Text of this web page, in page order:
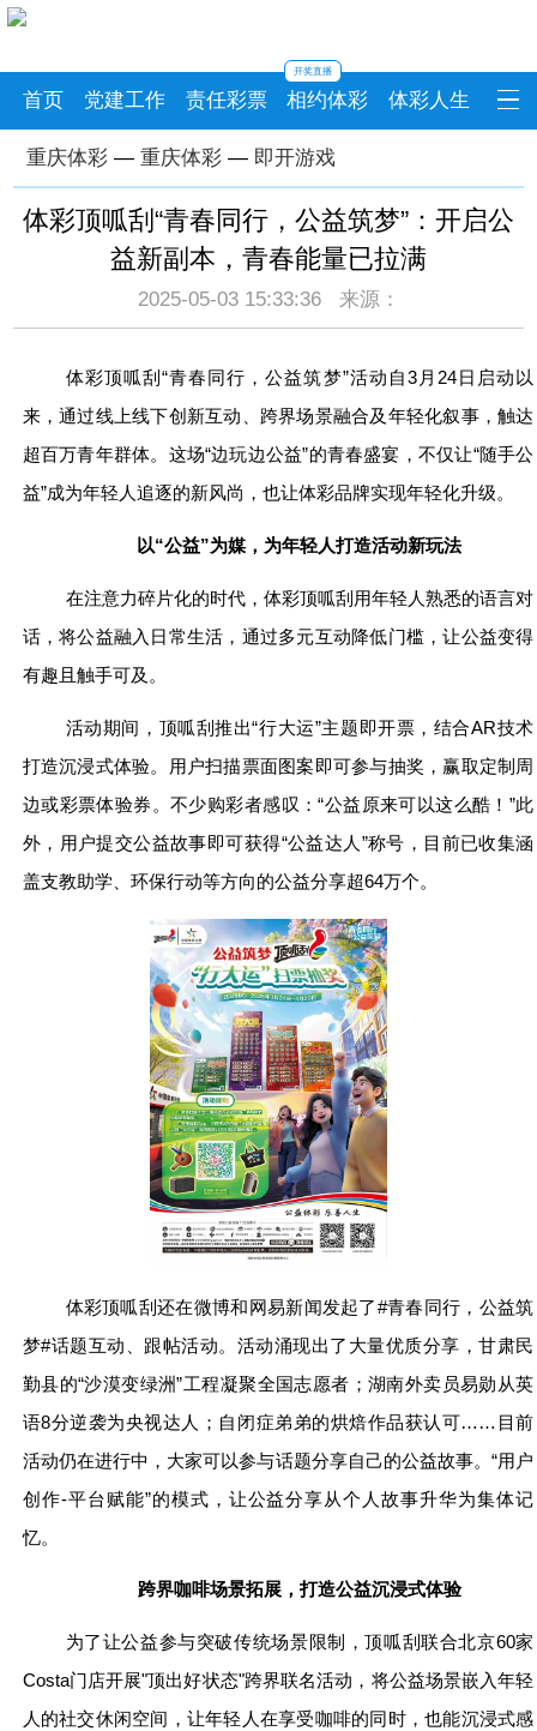
首页 党建工作 责任彩票 相约体彩
开奖直播
体彩人生
重庆体彩— 重庆体彩— 即开游戏
体彩顶呱刮“青春同行，公益筑梦”：开启公
益新副本，青春能量已拉满
2025-05-03 15:33:36 来源：
体彩顶呱刮“青春同行，公益筑梦”活动自3月24日启动以
来，通过线上线下创新互动、跨界场景融合及年轻化叙事，触达
超百万青年群体。这场“边玩边公益”的青春盛宴，不仅让“随手公
益”成为年轻人追逐的新风尚，也让体彩品牌实现年轻化升级。
以“公益”为媒，为年轻人打造活动新玩法
在注意力碎片化的时代，体彩顶呱刮用年轻人熟悉的语言对
话，将公益融入日常生活，通过多元互动降低门槛，让公益变得
有趣且触手可及。
活动期间，顶呱刮推出“行大运”主题即开票，结合AR技术
打造沉浸式体验。用户扫描票面图案即可参与抽奖，赢取定制周
边或彩票体验券。不少购彩者感叹：“公益原来可以这么酷！”此
外，用户提交公益故事即可获得“公益达人”称号，目前已收集涵
盖支教助学、环保行动等方向的公益分享超64万个。
体彩顶呱刮还在微博和网易新闻发起了#青春同行，公益筑
梦#话题互动、跟帖活动。活动涌现出了大量优质分享，甘肃民
勤县的“沙漠变绿洲”工程凝聚全国志愿者；湖南外卖员易勋从英
语8分逆袭为央视达人；自闭症弟弟的烘焙作品获认可……目前
活动仍在进行中，大家可以参与话题分享自己的公益故事。“用户
创作-平台赋能”的模式，让公益分享从个人故事升华为集体记
忆。
跨界咖啡场景拓展，打造公益沉浸式体验
为了让公益参与突破传统场景限制，顶呱刮联合北京60家
Costa门店开展"顶出好状态"跨界联名活动，将公益场景嵌入年轻
人的社交休闲空间，让年轻人在享受咖啡的同时，也能沉浸式感